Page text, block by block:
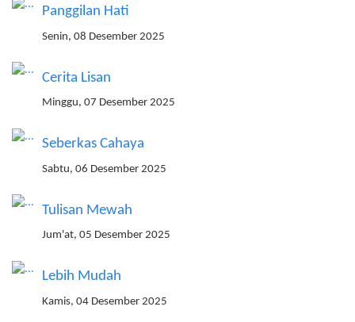
Panggilan Hati
Senin, 08 Desember 2025
Cerita Lisan
Minggu, 07 Desember 2025
Seberkas Cahaya
Sabtu, 06 Desember 2025
Tulisan Mewah
Jum'at, 05 Desember 2025
Lebih Mudah
Kamis, 04 Desember 2025